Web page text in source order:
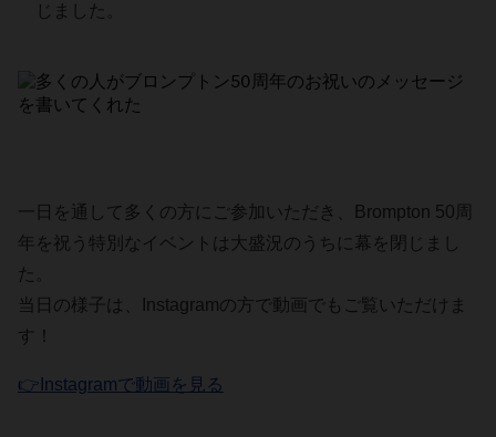
じました。
一日を通して多くの方にご参加いただき、Brompton 50周
年を祝う特別なイベントは大盛況のうちに幕を閉じまし
た。
当日の様子は、Instagramの方で動画でもご覧いただけま
す！
👉Instagramで動画を見る